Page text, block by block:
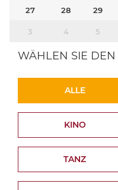
27 28 29
3 4 5
WÄHLEN SIE DEN
ALLE
KINO
TANZ